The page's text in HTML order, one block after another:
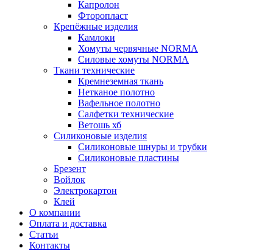
Капролон
Фторопласт
Крепёжные изделия
Камлоки
Хомуты червячные NORMA
Силовые хомуты NORMA
Ткани технические
Кремнеземная ткань
Нетканое полотно
Вафельное полотно
Салфетки технические
Ветошь хб
Силиконовые изделия
Силиконовые шнуры и трубки
Силиконовые пластины
Брезент
Войлок
Электрокартон
Клей
О компании
Оплата и доставка
Статьи
Контакты